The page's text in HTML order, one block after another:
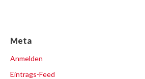
Meta
Anmelden
Eintrags-Feed